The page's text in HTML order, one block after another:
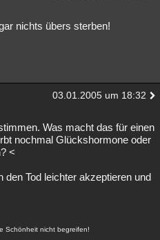
nichts übers sterben!
03.01.2005 um 18:32
Was macht das für einen
nochmal Glückshormone oder
<
Tod leichter akzeptieren und
Schönheit nicht begreifen!